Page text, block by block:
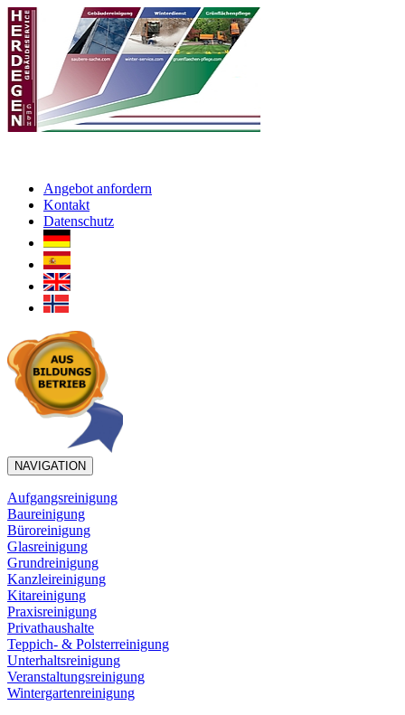
Angebot anfordern
Kontakt
Datenschutz
NAVIGATION
Aufgangsreinigung
Baureinigung
Büroreinigung
Glasreinigung
Grundreinigung
Kanzleireinigung
Kitareinigung
Praxisreinigung
Privathaushalte
Teppich- & Polsterreinigung
Unterhaltsreinigung
Veranstaltungsreinigung
Wintergartenreinigung